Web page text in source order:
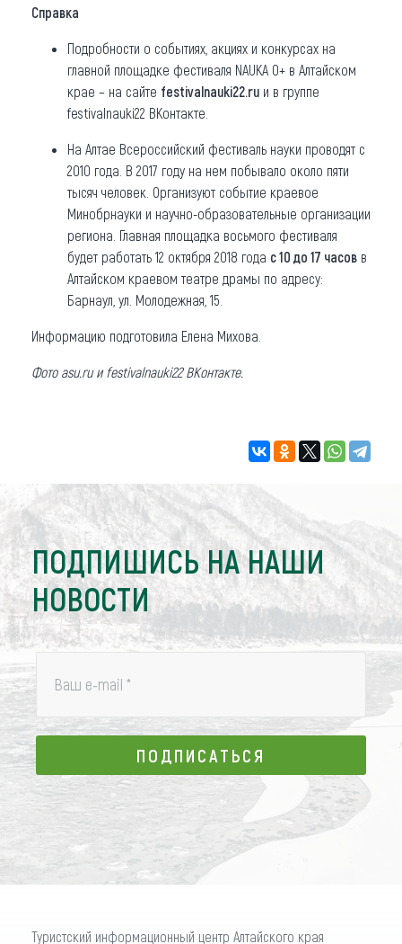
Справка
Подробности о событиях, акциях и конкурсах на
главной площадке фестиваля NAUKA 0+ в Алтайском
крае – на сайте festivalnauki22.ru и в группе
festivalnauki22 ВКонтакте.
На Алтае Всероссийский фестиваль науки проводят с
2010 года. В 2017 году на нем побывало около пяти
тысяч человек. Организуют событие краевое
Минобрнауки и научно-образовательные организации
региона. Главная площадка восьмого фестиваля
будет работать 12 октября 2018 года с 10 до 17 часов в
Алтайском краевом театре драмы по адресу:
Барнаул, ул. Молодежная, 15.
Информацию подготовила Елена Михова.
Фото asu.ru и festivalnauki22 ВКонтакте.
ПОДПИШИСЬ НА НАШИ
НОВОСТИ
Ваш e-mail *
ПОДПИСАТЬСЯ
ПОДПИСАТЬСЯ
Туристский информационный центр Алтайского края